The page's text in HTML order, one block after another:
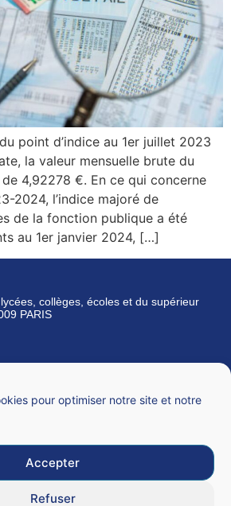
pour optimiser notre site et notre
Accepter
Refuser
point d’indice au 1er juillet 2023
la valeur mensuelle brute du
4,92278 €. En ce qui concerne
2024, l’indice majoré de
de la fonction publique a été
au 1er janvier 2024, […]
collèges, écoles et du supérieur
PARIS